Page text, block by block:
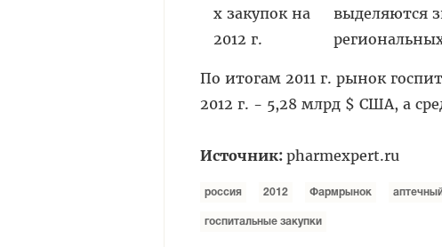
выделяются
По итогам 2011 г. рынок
2012 г. - 5,28 млрд $ США, а
Источник: pharmexpert.ru
россия 2012 Фармрынок
госпитальные закупки